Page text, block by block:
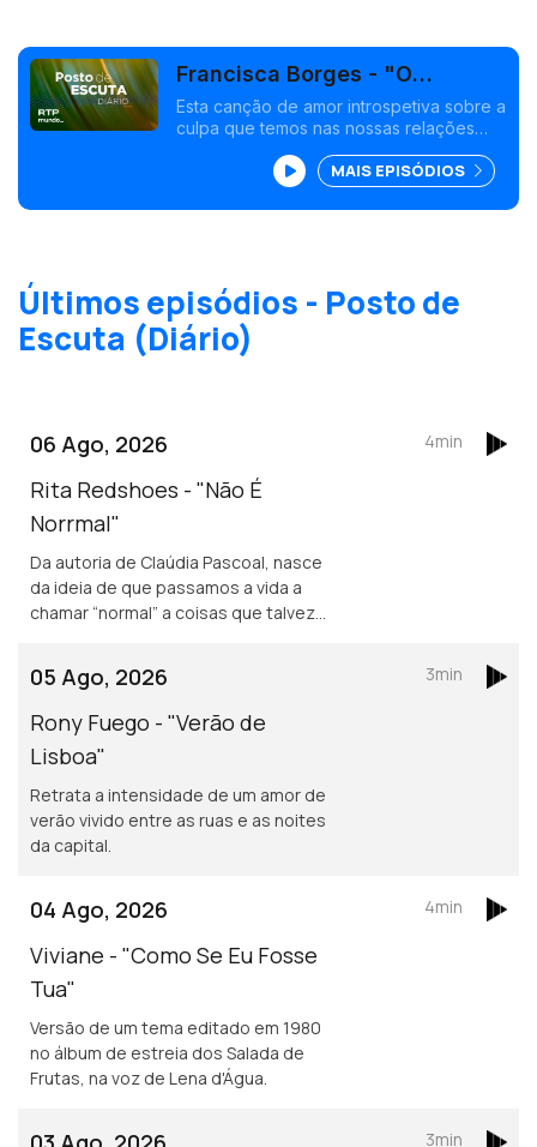
Francisca Borges - "O
Problema Sou Eu"
Esta canção de amor introspetiva sobre a
culpa que temos nas nossas relações
temas da jovem de 22 anos, a editar no
Inverno de 2024.
MAIS EPISÓDIOS
Últimos episódios - Posto de
Escuta (Diário)
06 Ago, 2026
Rita Redshoes - "Não É
Norrmal"
Da autoria de Claúdia Pascoal, nasce
da ideia de que passamos a vida a
chamar “normal” a coisas que talvez
4min
05 Ago, 2026
Rony Fuego - "Verão de
Lisboa"
Retrata a intensidade de um amor de
verão vivido entre as ruas e as noites
da capital.
3min
04 Ago, 2026
Viviane - "Como Se Eu Fosse
Tua"
Versão de um tema editado em 1980
no álbum de estreia dos Salada de
Frutas, na voz de Lena d'Água.
4min
3min